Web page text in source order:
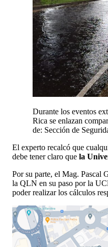
Durante los eventos
Rica se enlazan
de: Sección de
El experto recalcó que
debe tener claro que la
Por su parte, el Mag. Pascal
la QLN en su paso por la
poder realizar los cálculos